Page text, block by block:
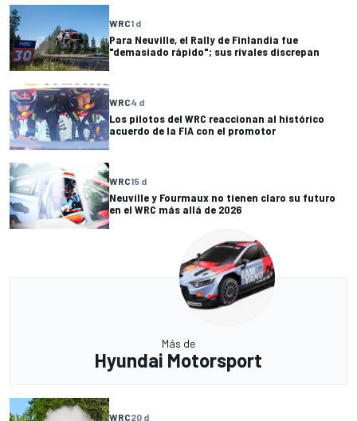
WRC1 d
Para Neuville, el Rally de Finlandia fue
"demasiado rápido"; sus rivales discrepan
WRC4 d
Los pilotos del WRC reaccionan al histórico
acuerdo de la FIA con el promotor
WRC15 d
Neuville y Fourmaux no tienen claro su futuro
en el WRC más allá de 2026
Más de
Hyundai Motorsport
WRC20 d